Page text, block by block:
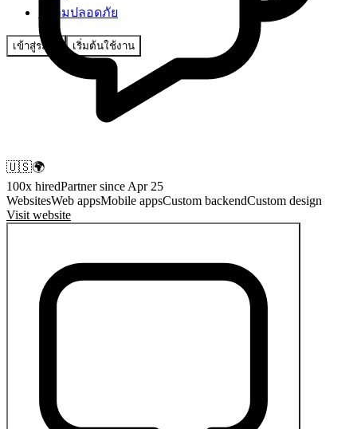
ความปลอดภัย
เข้าสู่ระบบ เริ่มต้นใช้งาน
🇺🇸🌍
100x hiredPartner since Apr 25
WebsitesWeb appsMobile appsCustom backendCustom design
Visit website